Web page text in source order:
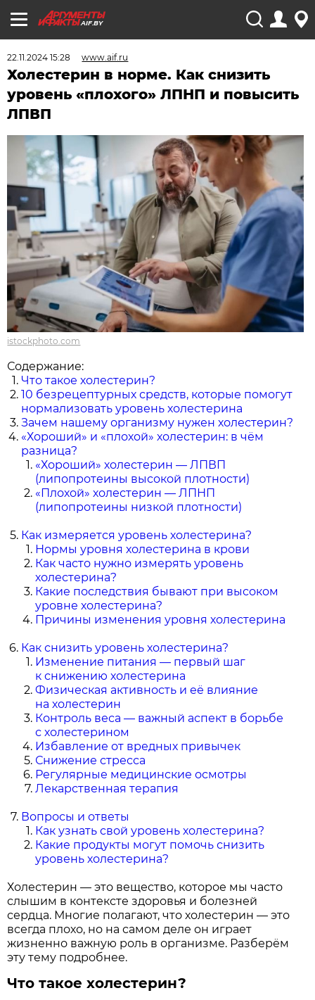
AIF.BY
22.11.2024 15:28 www.aif.ru
Холестерин в норме. Как снизить
уровень «плохого» ЛПНП и повысить
ЛПВП
istockphoto.com
Содержание:
Что такое холестерин?
10 безрецептурных средств, которые помогут
нормализовать уровень холестерина
Зачем нашему организму нужен холестерин?
«Хороший» и «плохой» холестерин: в чём
разница?
«Хороший» холестерин — ЛПВП
(липопротеины высокой плотности)
«Плохой» холестерин — ЛПНП
(липопротеины низкой плотности)
Как измеряется уровень холестерина?
Нормы уровня холестерина в крови
Как часто нужно измерять уровень
холестерина?
Какие последствия бывают при высоком
уровне холестерина?
Причины изменения уровня холестерина
Как снизить уровень холестерина?
Изменение питания — первый шаг
к снижению холестерина
Физическая активность и её влияние
на холестерин
Контроль веса — важный аспект в борьбе
с холестерином
Избавление от вредных привычек
Снижение стресса
Регулярные медицинские осмотры
Лекарственная терапия
Вопросы и ответы
Как узнать свой уровень холестерина?
Какие продукты могут помочь снизить
уровень холестерина?
Холестерин — это вещество, которое мы часто
слышим в контексте здоровья и болезней
сердца. Многие полагают, что холестерин — это
всегда плохо, но на самом деле он играет
жизненно важную роль в организме. Разберём
эту тему подробнее.
Что такое холестерин?